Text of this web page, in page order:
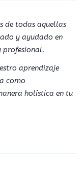
de todas aquellas
y ayudado en
profesional.
aprendizaje
como
holística en tu